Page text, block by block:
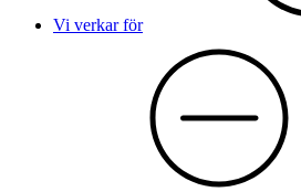
Vi verkar för